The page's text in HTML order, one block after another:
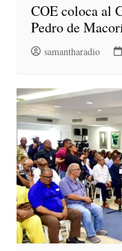
COE coloca al
Pedro de
samantharadio